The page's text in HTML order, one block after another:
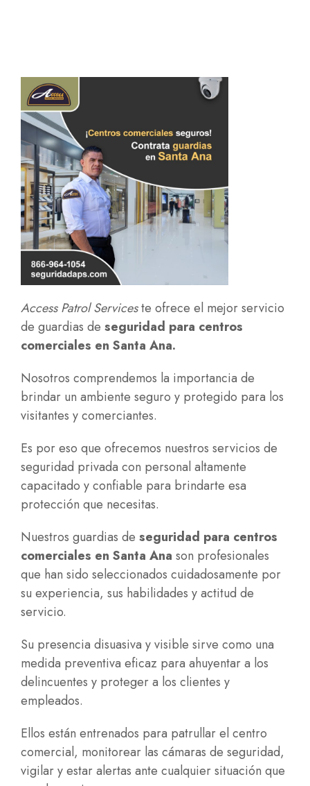
Access Patrol Serviceste ofrece el mejor servicio
de guardias de seguridad para centros
comerciales en Santa Ana.
Nosotros comprendemos la importancia de
brindar un ambiente seguro y protegido para los
visitantes y comerciantes.
Es por eso que ofrecemos nuestros servicios de
seguridad privada con personal altamente
capacitado y confiable para brindarte esa
protección que necesitas.
Nuestros guardias de seguridad para centros
comerciales en Santa Ana son profesionales
que han sido seleccionados cuidadosamente por
su experiencia, sus habilidades y actitud de
servicio.
Su presencia disuasiva y visible sirve como una
medida preventiva eficaz para ahuyentar a los
delincuentes y proteger a los clientes y
empleados.
Ellos están entrenados para patrullar el centro
comercial, monitorear las cámaras de seguridad,
vigilar y estar alertas ante cualquier situación que